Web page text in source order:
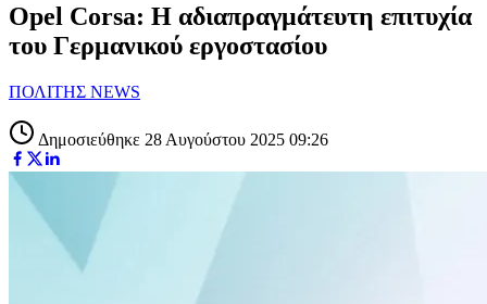
Opel Corsa: Η αδιαπραγμάτευτη επιτυχία
του Γερμανικού εργοστασίου
ΠΟΛΙΤΗΣ NEWS
Δημοσιεύθηκε 28 Αυγούστου 2025 09:26